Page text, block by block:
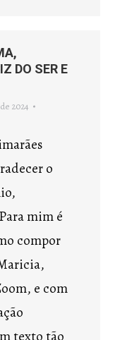
DO SER E
2024
o
mim é
compor
e com